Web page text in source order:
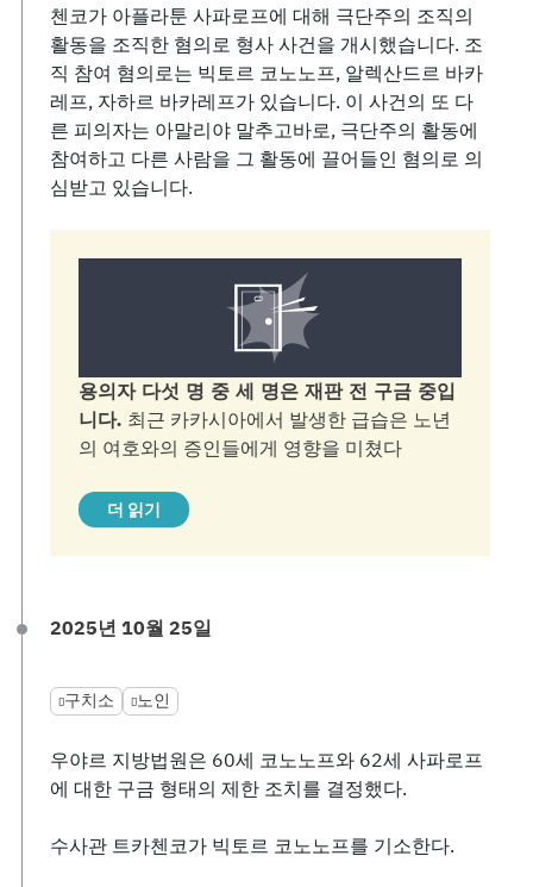
첸코가 아플라툰 사파로프에 대해 극단주의 조직의
활동을 조직한 혐의로 형사 사건을 개시했습니다. 조
직 참여 혐의로는 빅토르 코노노프, 알렉산드르 바카
레프, 자하르 바카레프가 있습니다. 이 사건의 또 다
른 피의자는 아말리야 말추고바로, 극단주의 활동에
참여하고 다른 사람을 그 활동에 끌어들인 혐의로 의
심받고 있습니다.
용의자 다섯 명 중 세 명은 재판 전 구금 중입
니다. 최근 카카시아에서 발생한 급습은 노년
의 여호와의 증인들에게 영향을 미쳤다
더 읽기
2025년 10월 25일
구치소 노인
우야르 지방법원은 60세 코노노프와 62세 사파로프
에 대한 구금 형태의 제한 조치를 결정했다.
수사관 트카첸코가 빅토르 코노노프를 기소한다.